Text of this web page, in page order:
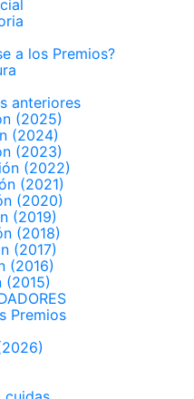
a los Premios?
anteriores
(2025)
(2024)
(2023)
(2022)
(2021)
(2020)
(2019)
(2018)
(2017)
(2016)
(2015)
Premios